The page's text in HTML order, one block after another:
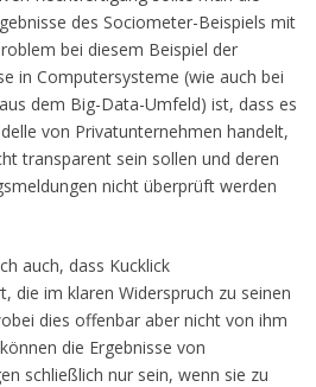
des Sociometer-Beispiels mit
bei diesem Beispiel der
in Computersysteme (wie auch bei
dem Big-Data-Umfeld) ist, dass es
von Privatunternehmen handelt,
transparent sein sollen und deren
nicht überprüft werden
auch, dass Kucklick
die im klaren Widerspruch zu seinen
dies offenbar aber nicht von ihm
die Ergebnisse von
schließlich nur sein, wenn sie zu